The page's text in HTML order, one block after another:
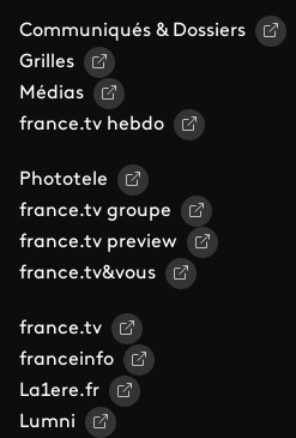
Communiqués & Dossiers
Grilles
Médias
france.tv hebdo
Phototele
france.tv groupe
france.tv preview
france.tv&vous
france.tv
franceinfo
La1ere.fr
Lumni